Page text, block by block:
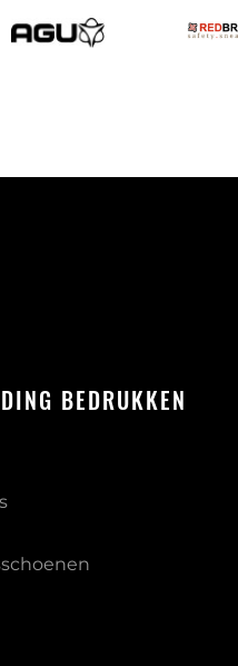
BEDRUKKEN